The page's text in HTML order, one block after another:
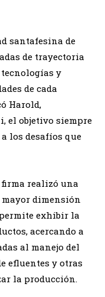
santafesina de
de trayectoria
y
de cada
Harold,
el objetivo siempre
los desafíos que
realizó una
dimensión
exhibir la
acercando a
al manejo del
efluentes y otras
la producción.